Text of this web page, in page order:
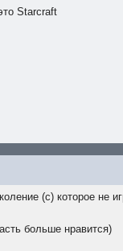
Starcraft
(с) которое не
больше нравится)